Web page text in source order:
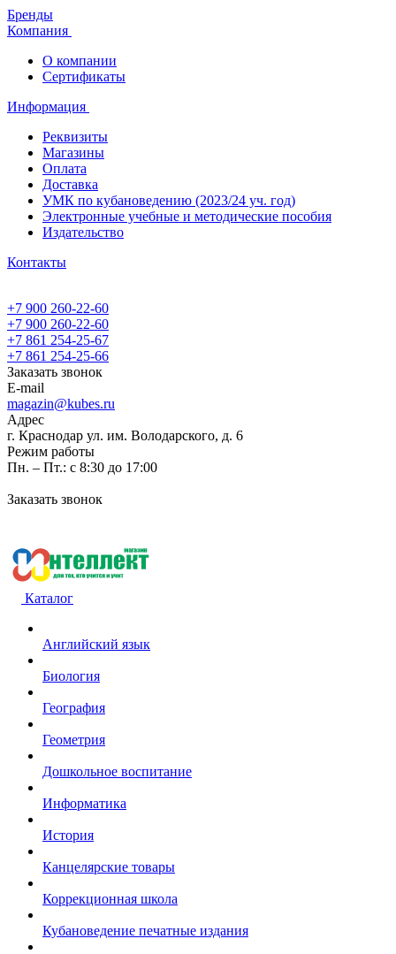
Бренды
Компания
О компании
Сертификаты
Информация
Реквизиты
Магазины
Oплата
Доставка
УМК по кубановедению (2023/24 уч. год)
Электронные учебные и методические пособия
Издательство
Контакты
+7 900 260-22-60
+7 900 260-22-60
+7 861 254-25-67
+7 861 254-25-66
Заказать звонок
E-mail
magazin@kubes.ru
Адрес
г. Краснодар ул. им. Володарского, д. 6
Режим работы
Пн. – Пт.: с 8:30 до 17:00
Заказать звонок
Каталог
Английский язык
Биология
География
Геометрия
Дошкольное воспитание
Информатика
История
Канцелярские товары
Коррекционная школа
Кубановедение печатные издания